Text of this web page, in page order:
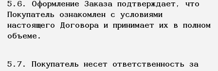
5.6. Оформление Заказа подтверждает, что
Покупатель ознакомлен с условиями
настоящего Договора и принимает их в полном
объеме.
5.7. Покупатель несет ответственность за